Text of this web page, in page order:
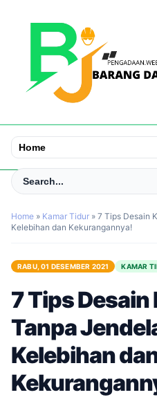
Home » Kamar Tidur » 7 Tips Desain
Kelebihan dan Kekurangannya!
RABU, 01 DESEMBER 2021 KAMAR
7 Tips
Tanpa
Kelebihan